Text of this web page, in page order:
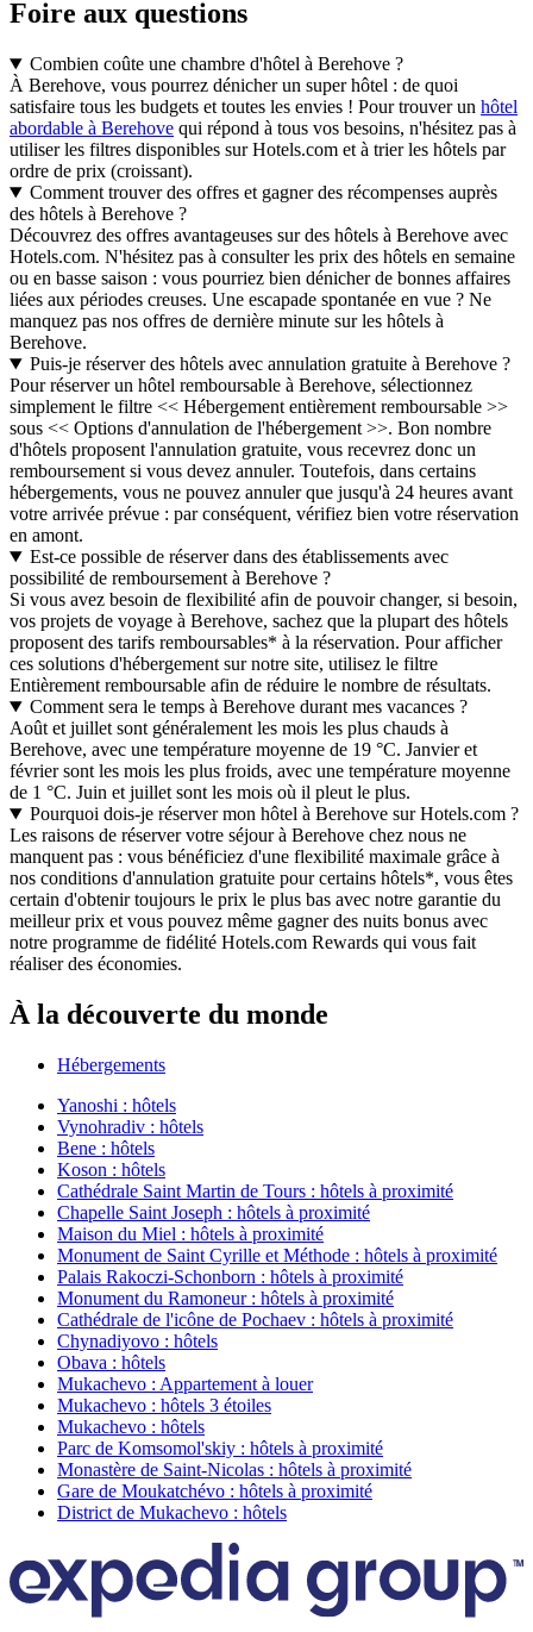
Foire aux questions
Combien coûte une chambre d'hôtel à Berehove ?
À Berehove, vous pourrez dénicher un super hôtel : de quoi
satisfaire tous les budgets et toutes les envies ! Pour trouver un hôtel
abordable à Berehove qui répond à tous vos besoins, n'hésitez pas à
utiliser les filtres disponibles sur Hotels.com et à trier les hôtels par
ordre de prix (croissant).
Comment trouver des offres et gagner des récompenses auprès
des hôtels à Berehove ?
Découvrez des offres avantageuses sur des hôtels à Berehove avec
Hotels.com. N'hésitez pas à consulter les prix des hôtels en semaine
ou en basse saison : vous pourriez bien dénicher de bonnes affaires
liées aux périodes creuses. Une escapade spontanée en vue ? Ne
manquez pas nos offres de dernière minute sur les hôtels à
Berehove.
Puis-je réserver des hôtels avec annulation gratuite à Berehove ?
Pour réserver un hôtel remboursable à Berehove, sélectionnez
simplement le filtre << Hébergement entièrement remboursable >>
sous << Options d'annulation de l'hébergement >>. Bon nombre
d'hôtels proposent l'annulation gratuite, vous recevrez donc un
remboursement si vous devez annuler. Toutefois, dans certains
hébergements, vous ne pouvez annuler que jusqu'à 24 heures avant
votre arrivée prévue : par conséquent, vérifiez bien votre réservation
en amont.
Est-ce possible de réserver dans des établissements avec
possibilité de remboursement à Berehove ?
Si vous avez besoin de flexibilité afin de pouvoir changer, si besoin,
vos projets de voyage à Berehove, sachez que la plupart des hôtels
proposent des tarifs remboursables* à la réservation. Pour afficher
ces solutions d'hébergement sur notre site, utilisez le filtre
Entièrement remboursable afin de réduire le nombre de résultats.
Comment sera le temps à Berehove durant mes vacances ?
Août et juillet sont généralement les mois les plus chauds à
Berehove, avec une température moyenne de 19 °C. Janvier et
février sont les mois les plus froids, avec une température moyenne
de 1 °C. Juin et juillet sont les mois où il pleut le plus.
Pourquoi dois-je réserver mon hôtel à Berehove sur Hotels.com ?
Les raisons de réserver votre séjour à Berehove chez nous ne
manquent pas : vous bénéficiez d'une flexibilité maximale grâce à
nos conditions d'annulation gratuite pour certains hôtels*, vous êtes
certain d'obtenir toujours le prix le plus bas avec notre garantie du
meilleur prix et vous pouvez même gagner des nuits bonus avec
notre programme de fidélité Hotels.com Rewards qui vous fait
réaliser des économies.
À la découverte du monde
Hébergements
Yanoshi : hôtels
Vynohradiv : hôtels
Bene : hôtels
Koson : hôtels
Cathédrale Saint Martin de Tours : hôtels à proximité
Chapelle Saint Joseph : hôtels à proximité
Maison du Miel : hôtels à proximité
Monument de Saint Cyrille et Méthode : hôtels à proximité
Palais Rakoczi-Schonborn : hôtels à proximité
Monument du Ramoneur : hôtels à proximité
Cathédrale de l'icône de Pochaev : hôtels à proximité
Chynadiyovo : hôtels
Obava : hôtels
Mukachevo : Appartement à louer
Mukachevo : hôtels 3 étoiles
Mukachevo : hôtels
Parc de Komsomol'skiy : hôtels à proximité
Monastère de Saint-Nicolas : hôtels à proximité
Gare de Moukatchévo : hôtels à proximité
District de Mukachevo : hôtels